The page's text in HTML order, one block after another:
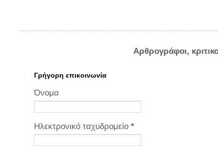
Αρθρογράφοι,
Γρήγορη επικοινωνία
Όνομα
Ηλεκτρονικό ταχυδρομείο *